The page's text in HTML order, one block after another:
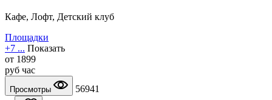
Кафе, Лофт, Детский клуб
Площадки
+7 ... Показать
от 1899
руб час
Просмотры
56941